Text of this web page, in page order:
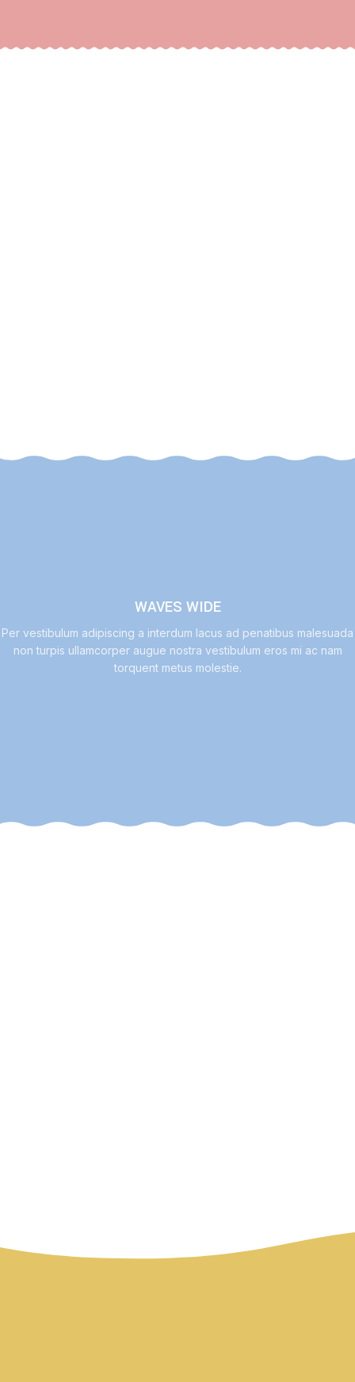
WAVES WIDE
Per vestibulum adipiscing a interdum lacus ad penatibus malesuada
non turpis ullamcorper augue nostra vestibulum eros mi ac nam
torquent metus molestie.